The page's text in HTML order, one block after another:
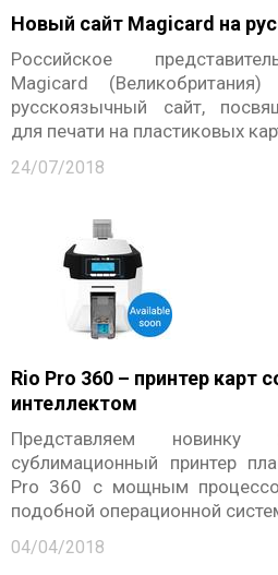
Новый сайт Magicard на
Российское
Magicard
русскоязычный сайт,
для печати на пластиковых
24/07/2018
Rio Pro 360 – принтер карт
интеллектом
Представляем
сублимационный принтер
Pro 360 с мощным
подобной операционной
04/04/2018